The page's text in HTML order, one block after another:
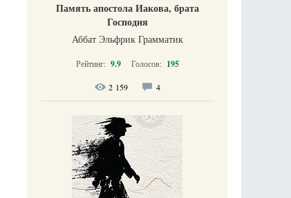
Память апостола Иакова, брата
Господня
Аббат Эльфрик Грамматик
Рейтинг: 9.9 Голосов: 195
2 159 4